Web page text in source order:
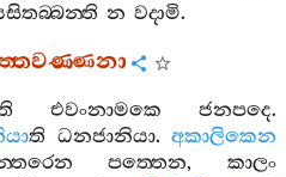
න වදාමි.
එවංනාමකෙ ජනපදෙ.
ති ධනජානියා. අකාලිකෙන
පත‍්තෙන, කාලං